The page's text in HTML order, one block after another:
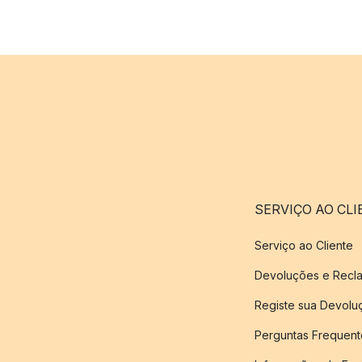
SERVIÇO AO
Serviço ao Cliente
Devoluções e
Registe sua
Perguntas